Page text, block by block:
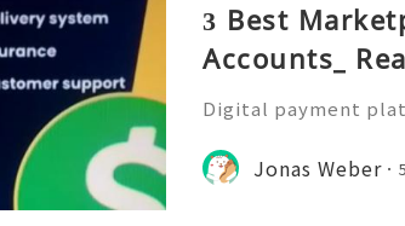
3 Best
Accounts_
Digital payment
ile payment
nize expenses, and
Jonas Weber